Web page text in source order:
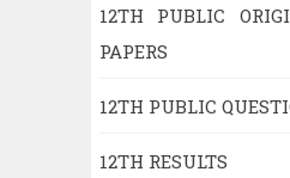
12TH PUBLIC
PAPERS
12TH PUBLIC
12TH RESULTS